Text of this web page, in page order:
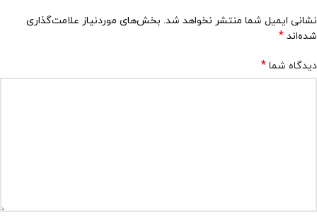
نشانی ایمیل شما منتشر نخواهد شد. بخش‌های موردنیاز علامت‌گذاری
شده‌اند *
دیدگاه شما *